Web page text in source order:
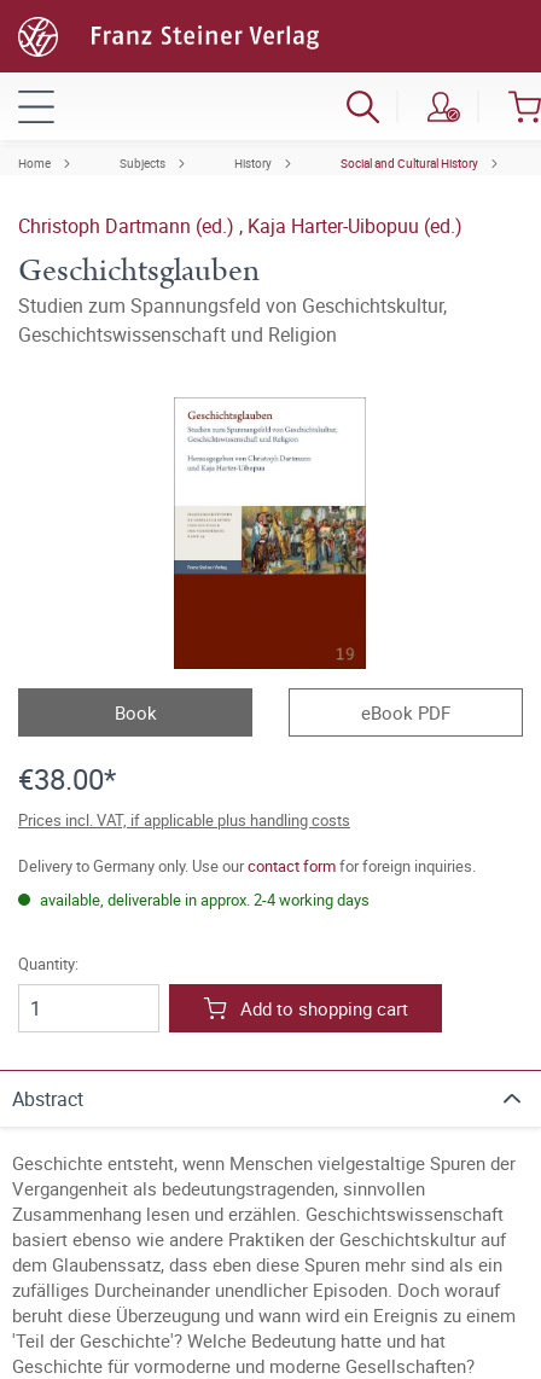
Home Subjects History Social and Cultural History
Christoph Dartmann (ed.) , Kaja Harter-Uibopuu (ed.)
Geschichtsglauben
Studien zum Spannungsfeld von Geschichtskultur,
Geschichtswissenschaft und Religion
Book eBook PDF
€38.00*
Prices incl. VAT, if applicable plus handling costs
Delivery to Germany only. Use ourcontact formfor foreign inquiries.
available, deliverable in approx. 2-4 working days
Quantity:
Add to shopping cart
Abstract
Geschichte entsteht, wenn Menschen vielgestaltige Spuren der
Vergangenheit als bedeutungstragenden, sinnvollen
Zusammenhang lesen und erzählen. Geschichtswissenschaft
basiert ebenso wie andere Praktiken der Geschichtskultur auf
dem Glaubenssatz, dass eben diese Spuren mehr sind als ein
zufälliges Durcheinander unendlicher Episoden. Doch worauf
beruht diese Überzeugung und wann wird ein Ereignis zu einem
'Teil der Geschichte'? Welche Bedeutung hatte und hat
Geschichte für vormoderne und moderne Gesellschaften?